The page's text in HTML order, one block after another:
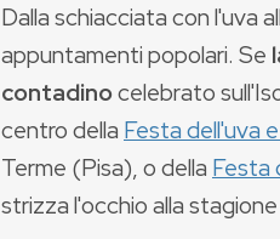
Dalla schiacciata con l'uva
appuntamenti popolari. Se
contadinocelebrato
centro della Festa dell'uva
Terme (Pisa), o della Festa
strizza l'occhio alla